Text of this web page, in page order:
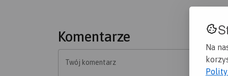
Na
Komentarze
Twój komentarz